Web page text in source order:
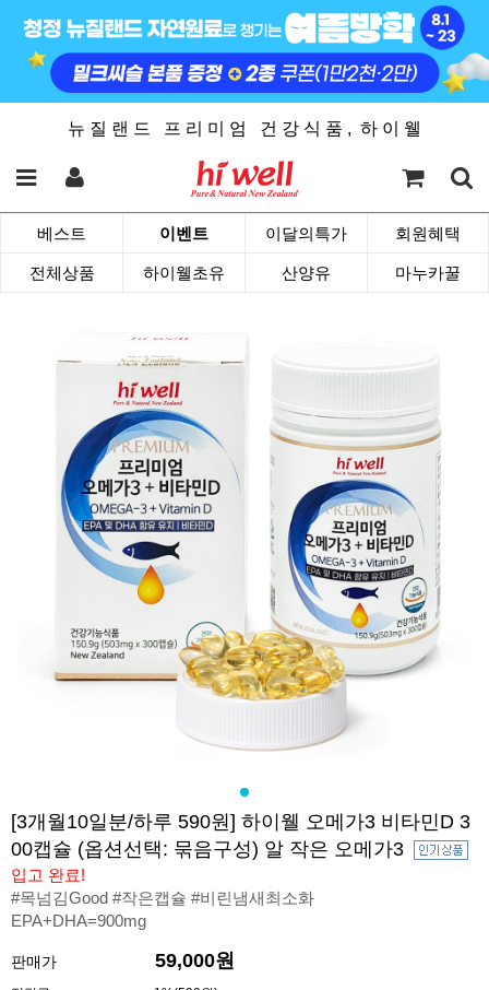
뉴 질 랜 드 프 리 미 엄 건 강 식 품 , 하 이 웰
베스트 이벤트 이달의특가 회원혜택
전체상품 하이웰초유 산양유 마누카꿀
[3개월10일분/하루 590원] 하이웰 오메가3 비타민D 3
00캡슐 (옵션선택: 묶음구성) 알 작은 오메가3
입고 완료!
#목넘김Good #작은캡슐 #비린냄새최소화
EPA+DHA=900mg
판매가 59,000원